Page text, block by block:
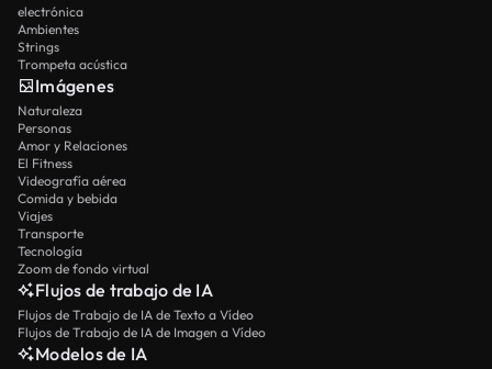
electrónica
Ambientes
Strings
Trompeta acústica
Imágenes
Naturaleza
Personas
Amor y Relaciones
El Fitness
Videografía aérea
Comida y bebida
Viajes
Transporte
Tecnología
Zoom de fondo virtual
Flujos de trabajo de IA
Flujos de Trabajo de IA de Texto a Vídeo
Flujos de Trabajo de IA de Imagen a Vídeo
Modelos de IA